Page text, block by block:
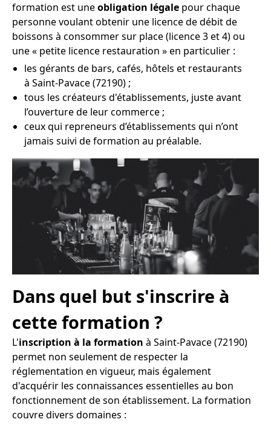
formation est uneobligation légale pour chaque
personne voulant obtenir une licence de débit de
boissons à consommer sur place (licence 3 et 4) ou
une « petite licence restauration » en particulier :
les gérants de bars, cafés, hôtels et restaurants
à Saint-Pavace (72190) ;
tous les créateurs d'établissements, juste avant
l’ouverture de leur commerce ;
ceux qui repreneurs d’établissements qui n’ont
jamais suivi de formation au préalable.
Dans quel but s'inscrire à
cette formation ?
L'inscription à la formation à Saint-Pavace (72190)
permet non seulement de respecter la
réglementation en vigueur, mais également
d'acquérir les connaissances essentielles au bon
fonctionnement de son établissement. La formation
couvre divers domaines :